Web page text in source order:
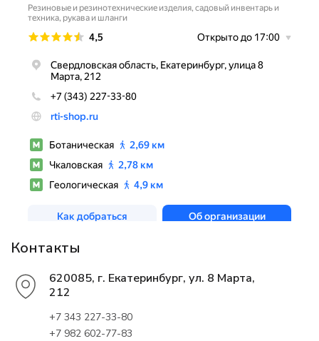
Контакты
620085, г. Екатеринбург, ул. 8 Марта,
212
+7 343 227-33-80
+7 982 602-77-83